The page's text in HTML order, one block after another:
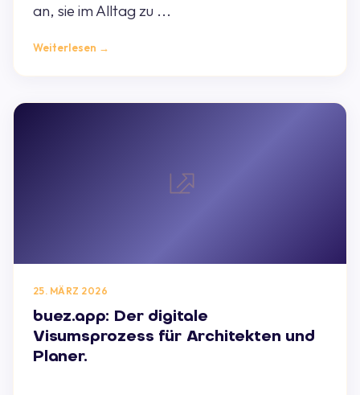
an, sie im Alltag zu ...
Weiterlesen →
25. MÄRZ 2026
buez.app: Der digitale
Visumsprozess für Architekten und
Planer.